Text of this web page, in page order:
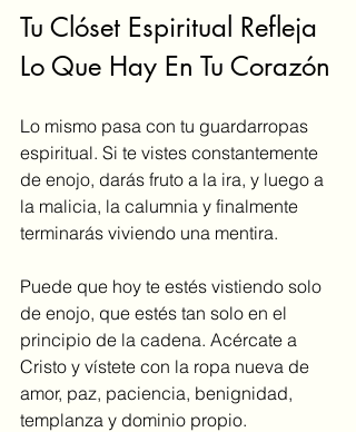
Tu Clóset Espiritual Refleja
Lo Que Hay En Tu Corazón
Lo mismo pasa con tu guardarropas
espiritual. Si te vistes constantemente
de enojo, darás fruto a la ira, y luego a
la malicia, la calumnia y finalmente
terminarás viviendo una mentira.
Puede que hoy te estés vistiendo solo
de enojo, que estés tan solo en el
principio de la cadena. Acércate a
Cristo y vístete con la ropa nueva de
amor, paz, paciencia, benignidad,
templanza y dominio propio.